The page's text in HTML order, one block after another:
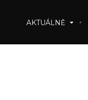
AKTUÁLNĚ